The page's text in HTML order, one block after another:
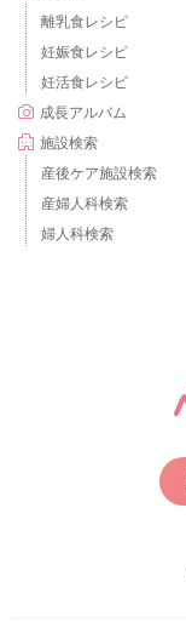
離乳食レシピ
妊娠食レシピ
妊活食レシピ
成長アルバム
施設検索
産後ケア施設検索
産婦人科検索
婦人科検索